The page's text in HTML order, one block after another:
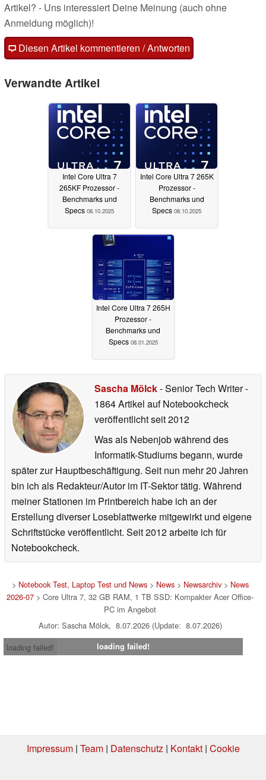
Artikel? - Uns interessiert Deine Meinung (auch ohne
Anmeldung möglich)!
Diesen Artikel kommentieren / Antworten
Verwandte Artikel
Intel Core Ultra 7
265KF Prozessor -
Benchmarks und
Specs 08.10.2025
Intel Core Ultra 7 265K
Prozessor -
Benchmarks und
Specs 08.10.2025
Intel Core Ultra 7 265H
Prozessor -
Benchmarks und
Specs 08.01.2025
Sascha Mölck- Senior Tech Writer-
1864 Artikel auf Notebookcheck
veröffentlichtseit 2012
Was als Nebenjob während des
Informatik-Studiums begann, wurde
später zur Hauptbeschäftigung. Seit nun mehr 20 Jahren
bin ich als Redakteur/Autor im IT-Sektor tätig. Während
meiner Stationen im Printbereich habe ich an der
Erstellung diverser Loseblattwerke mitgewirkt und eigene
Schriftstücke veröffentlicht. Seit 2012 arbeite ich für
Notebookcheck.
> Notebook Test, Laptop Test und News> News> Newsarchiv> News
2026-07 > Core Ultra 7, 32 GB RAM, 1 TB SSD: Kompakter Acer Office-
PC im Angebot
Autor: Sascha Mölck, 8.07.2026 (Update: 8.07.2026)
loading failed!
loading failed!
Impressum| Team| Datenschutz| Kontakt| Cookie